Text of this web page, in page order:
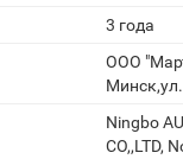
3 года
ООО
Ningbo
CO,,LTD,